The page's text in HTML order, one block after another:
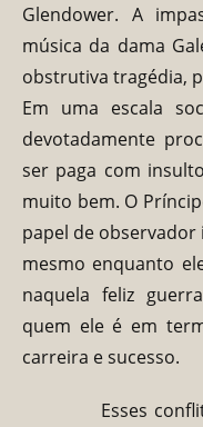
Glendower. A
música da dama
obstrutiva tragédia,
Em uma escala
devotadamente
ser paga com
muito bem. O
papel de observador
mesmo enquanto
naquela feliz
quem ele é em
carreira e sucesso.
Esses conflitos